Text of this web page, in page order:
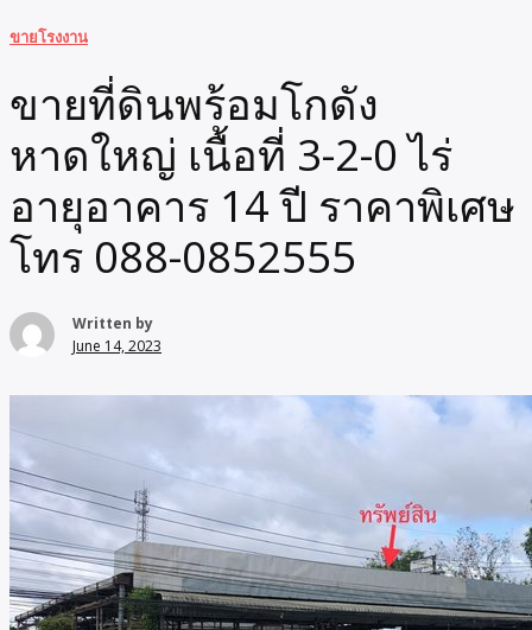
ขายโรงงาน
ขายที่ดินพร้อมโกดัง
หาดใหญ่ เนื้อที่ 3-2-0 ไร่
อายุอาคาร 14 ปี ราคาพิเศษ
โทร 088-0852555
Written by
June 14, 2023